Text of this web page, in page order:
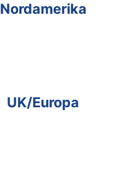
Nordamerika
UK/Europa